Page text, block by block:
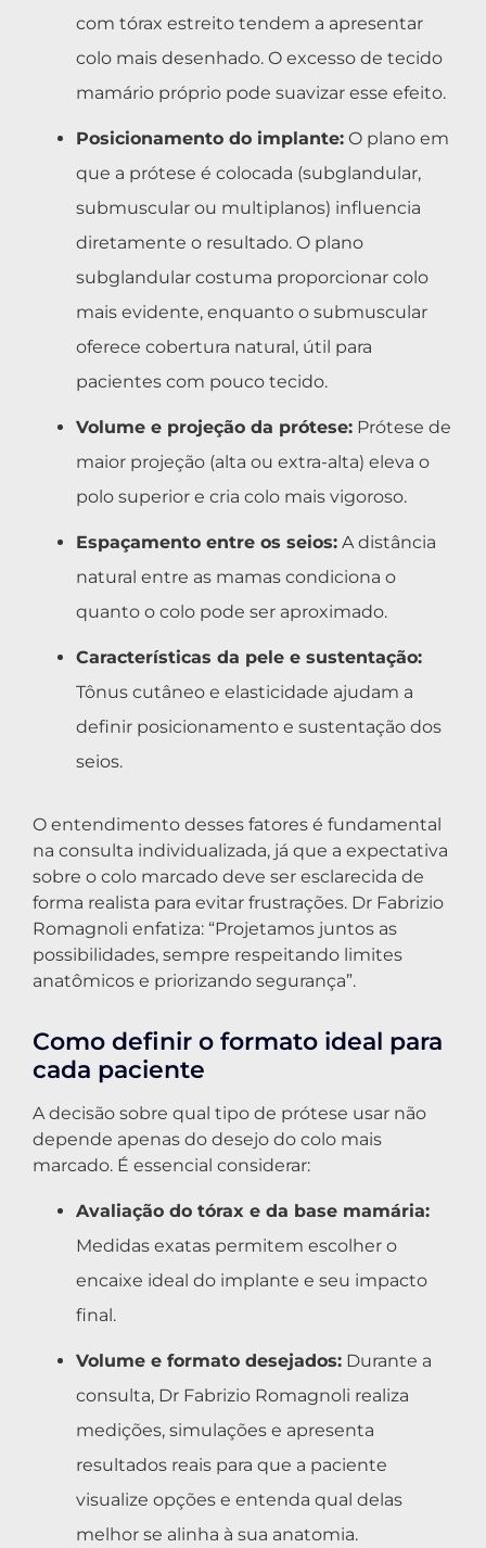
com tórax estreito tendem a apresentar
colo mais desenhado. O excesso de tecido
mamário próprio pode suavizar esse efeito.
Posicionamento do implante: O plano em
que a prótese é colocada (subglandular,
submuscular ou multiplanos) influencia
diretamente o resultado. O plano
subglandular costuma proporcionar colo
mais evidente, enquanto o submuscular
oferece cobertura natural, útil para
pacientes com pouco tecido.
Volume e projeção da prótese: Prótese de
maior projeção (alta ou extra-alta) eleva o
polo superior e cria colo mais vigoroso.
Espaçamento entre os seios: A distância
natural entre as mamas condiciona o
quanto o colo pode ser aproximado.
Características da pele e sustentação:
Tônus cutâneo e elasticidade ajudam a
definir posicionamento e sustentação dos
seios.
O entendimento desses fatores é fundamental
na consulta individualizada, já que a expectativa
sobre o colo marcado deve ser esclarecida de
forma realista para evitar frustrações. Dr Fabrizio
Romagnoli enfatiza: “Projetamos juntos as
possibilidades, sempre respeitando limites
anatômicos e priorizando segurança”.
Como definir o formato ideal para
cada paciente
A decisão sobre qual tipo de prótese usar não
depende apenas do desejo do colo mais
marcado. É essencial considerar:
Avaliação do tórax e da base mamária:
Medidas exatas permitem escolher o
encaixe ideal do implante e seu impacto
final.
Volume e formato desejados: Durante a
consulta, Dr Fabrizio Romagnoli realiza
medições, simulações e apresenta
resultados reais para que a paciente
visualize opções e entenda qual delas
melhor se alinha à sua anatomia.